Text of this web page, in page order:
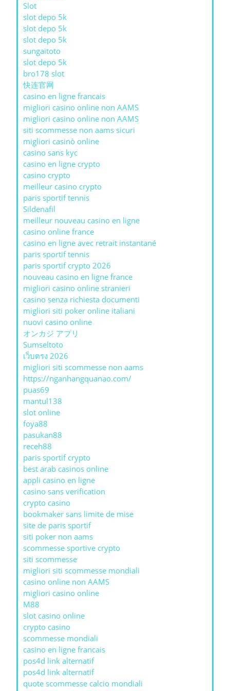
Slot
slot depo 5k
slot depo 5k
slot depo 5k
sungaitoto
slot depo 5k
bro178 slot
快连官网
casino en ligne francais
migliori casino online non AAMS
migliori casino online non AAMS
siti scommesse non aams sicuri
migliori casinò online
casino sans kyc
casino en ligne crypto
casino crypto
meilleur casino crypto
paris sportif tennis
Sildenafil
meilleur nouveau casino en ligne
casino online france
casino en ligne avec retrait instantané
paris sportif tennis
paris sportif crypto 2026
nouveau casino en ligne france
migliori casino online stranieri
casino senza richiesta documenti
migliori siti poker online italiani
nuovi casino online
オンカジ アプリ
Sumseltoto
เว็บตรง 2026
migliori siti scommesse non aams
https://nganhangquanao.com/
puas69
mantul138
slot online
foya88
pasukan88
receh88
paris sportif crypto
best arab casinos online
appli casino en ligne
casino sans verification
crypto casino
bookmaker sans limite de mise
site de paris sportif
siti poker non aams
scommesse sportive crypto
siti scommesse
migliori siti scommesse mondiali
casino online non AAMS
migliori casino online
M88
slot casino online
crypto casino
scommesse mondiali
casino en ligne francais
pos4d link alternatif
pos4d link alternatif
quote scommesse calcio mondiali